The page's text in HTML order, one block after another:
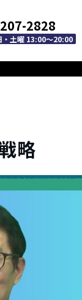
2828
・土曜 13:00～20:00
略